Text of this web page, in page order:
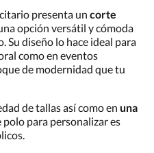
presenta un corte
opción versátil y cómoda
Su diseño lo hace ideal para
como en eventos
de modernidad que tu
de tallas así como en una
polo para personalizar es